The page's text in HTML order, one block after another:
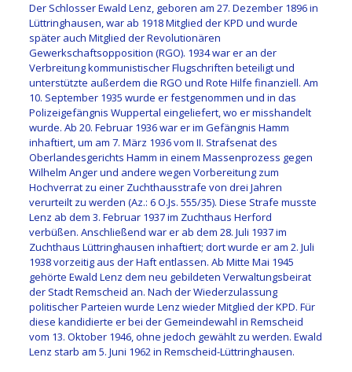
Der Schlosser Ewald Lenz, geboren am 27. Dezember 1896 in
Lüttringhausen, war ab 1918 Mitglied der KPD und wurde
später auch Mitglied der Revolutionären
Gewerkschaftsopposition (RGO). 1934 war er an der
Verbreitung kommunistischer Flugschriften beteiligt und
unterstützte außerdem die RGO und Rote Hilfe finanziell. Am
10. September 1935 wurde er festgenommen und in das
Polizeigefängnis Wuppertal eingeliefert, wo er misshandelt
wurde. Ab 20. Februar 1936 war er im Gefängnis Hamm
inhaftiert, um am 7. März 1936 vom II. Strafsenat des
Oberlandesgerichts Hamm in einem Massenprozess gegen
Wilhelm Anger und andere wegen Vorbereitung zum
Hochverrat zu einer Zuchthausstrafe von drei Jahren
verurteilt zu werden (Az.: 6 O.Js. 555/35). Diese Strafe musste
Lenz ab dem 3. Februar 1937 im Zuchthaus Herford
verbüßen. Anschließend war er ab dem 28. Juli 1937 im
Zuchthaus Lüttringhausen inhaftiert; dort wurde er am 2. Juli
1938 vorzeitig aus der Haft entlassen. Ab Mitte Mai 1945
gehörte Ewald Lenz dem neu gebildeten Verwaltungsbeirat
der Stadt Remscheid an. Nach der Wiederzulassung
politischer Parteien wurde Lenz wieder Mitglied der KPD. Für
diese kandidierte er bei der Gemeindewahl in Remscheid
vom 13. Oktober 1946, ohne jedoch gewählt zu werden. Ewald
Lenz starb am 5. Juni 1962 in Remscheid-Lüttringhausen.